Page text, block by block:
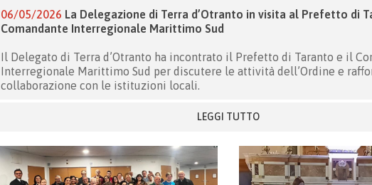
06/05/2026 La Delegazione di Terra d’Otranto in visita al Prefetto di
Comandante Interregionale Marittimo Sud
Il Delegato di Terra d’Otranto ha incontrato il Prefetto di Taranto e il
Interregionale Marittimo Sud per discutere le attività dell’Ordine e
collaborazione con le istituzioni locali.
LEGGI TUTTO